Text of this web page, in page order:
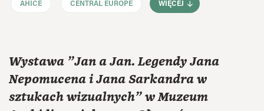
AHICE CENTRAL EUROPE WIĘCEJ
Wystawa "Jan a Jan. Legendy Jana
Nepomucena i Jana Sarkandra w
sztukach wizualnych" w Muzeum